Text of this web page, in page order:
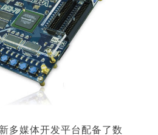
媒体开发平台配备了数